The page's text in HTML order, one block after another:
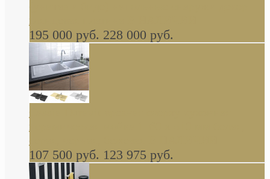
глянцевая платина В НАЛИЧИИ
195 000 руб. 228 000 руб.
керамическая мойка 1160 x 510 мм белая,
серая, черная, бежевая В НАЛИЧИИ
107 500 руб. 123 975 руб.